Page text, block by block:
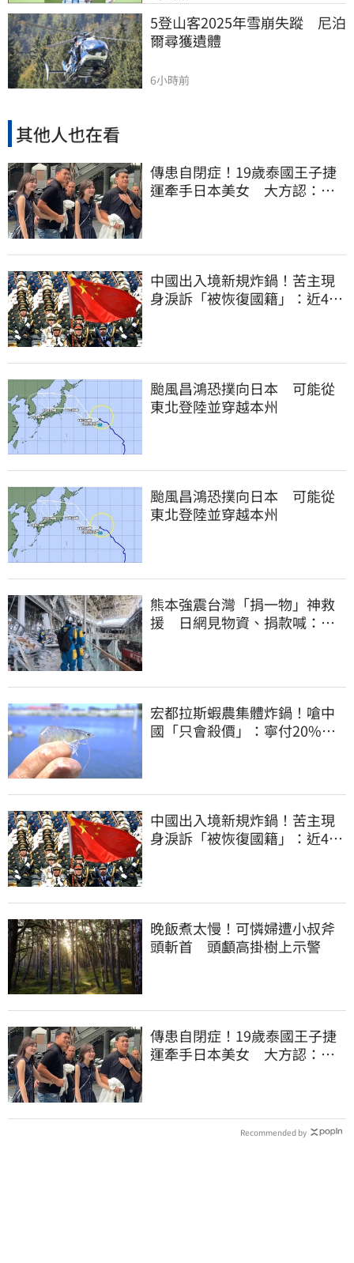
5登山客2025年雪崩失蹤　尼泊
爾尋獲遺體
6小時前
其他人也在看
傳患自閉症！19歲泰國王子捷
運牽手日本美女 大方認：
中國出入境新規炸鍋！苦主現
身淚訴「被恢復國籍」：近4億
颱風昌鴻恐撲向日本 可能從
東北登陸並穿越本州
颱風昌鴻恐撲向日本 可能從
東北登陸並穿越本州
熊本強震台灣「捐一物」神救
援 日網見物資、捐款喊：給
宏都拉斯蝦農集體炸鍋！嗆中
國「只會殺價」：寧付20%關
中國出入境新規炸鍋！苦主現
身淚訴「被恢復國籍」：近4億
晚飯煮太慢！可憐婦遭小叔斧
頭斬首 頭顱高掛樹上示警
傳患自閉症！19歲泰國王子捷
運牽手日本美女 大方認：
Recommended by